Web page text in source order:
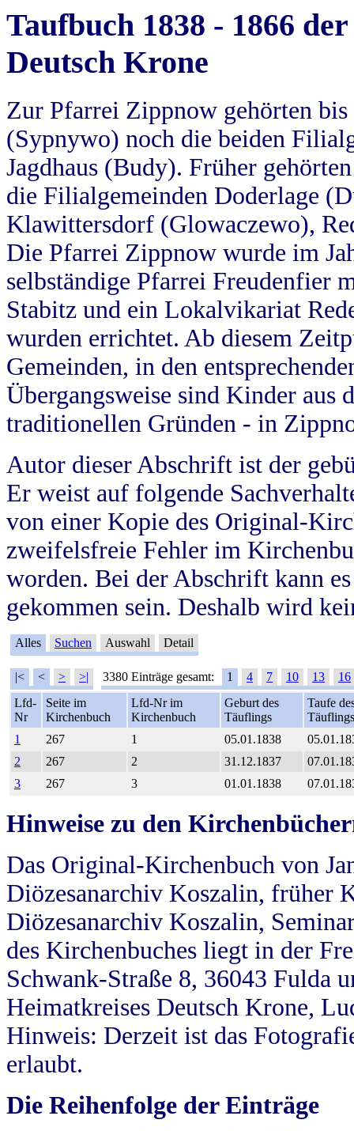
Taufbuch 1838 - 1866
Deutsch Krone
Zur Pfarrei Zippnow gehörten
(Sypnywo) noch die beiden
Jagdhaus (Budy). Früher
die Filialgemeinden Doderlage
Klawittersdorf (Glowaczewo),
Die Pfarrei Zippnow wurde im
selbständige Pfarrei Freudenfier
Stabitz und ein Lokalvikariat
wurden errichtet. Ab diesem
Gemeinden, in den
Übergangsweise sind Kinder aus
traditionellen Gründen - in
Autor dieser Abschrift ist der
Er weist auf folgende
von einer Kopie des Original-
zweifelsfreie Fehler im
worden. Bei der Abschrift kann
gekommen sein. Deshalb wird
Alles Suchen Auswahl Detail
|< < > >| 3380 Einträge gesamt: 1 4 7 10 13
16
Lfd-
Nr
Seite im
Kirchenbuch
Lfd-Nr im
Kirchenbuch
Geburt des
Täuflings
Taufe
Täuflings
1
267 1 05.01.1838
2
267 2 31.12.1837
3
267 3 01.01.1838
Hinweise zu den
Das Original-Kirchenbuch von
Diözesanarchiv Koszalin, früher
Diözesanarchiv Koszalin,
des Kirchenbuches liegt in der
Schwank-Straße 8, 36043 Fulda
Heimatkreises Deutsch Krone,
Hinweis: Derzeit ist das
erlaubt.
Die Reihenfolge der Einträge